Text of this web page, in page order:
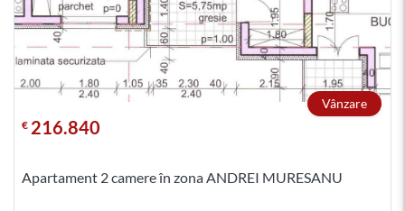
Vânzare
€ 216.840
Apartament 2 camere în zona ANDREI MURESANU